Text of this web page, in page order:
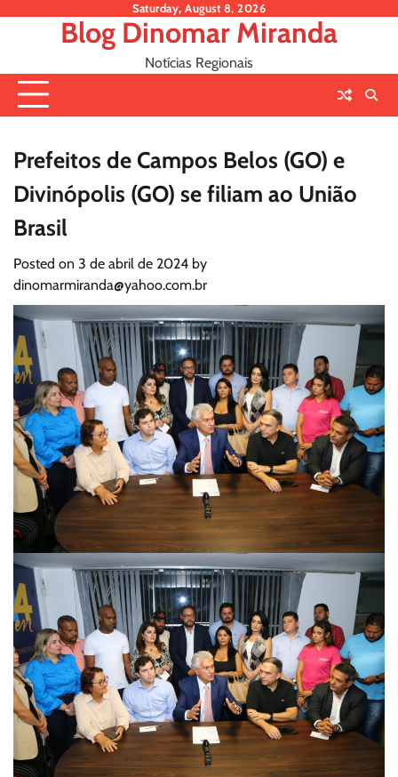
Saturday, August 8, 2026
Blog Dinomar Miranda
Notícias Regionais
Prefeitos de Campos Belos (GO) e
Divinópolis (GO) se filiam ao União
Brasil
Posted on 3 de abril de 2024 by
dinomarmiranda@yahoo.com.br